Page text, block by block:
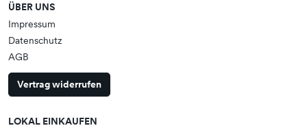
ÜBER UNS
Impressum
Datenschutz
AGB
Vertrag widerrufen
LOKAL EINKAUFEN